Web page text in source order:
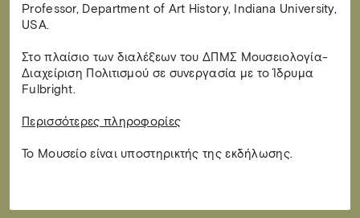
Professor, Department of Art History, Indiana University,
USA.
Στο πλαίσιο των διαλέξεων του ΔΠΜΣ Μουσειολογία-
Διαχείριση Πολιτισμού σε συνεργασία με το Ίδρυμα
Fulbright.
Περισσότερες πληροφορίες
Το Μουσείο είναι υποστηρικτής της εκδήλωσης.